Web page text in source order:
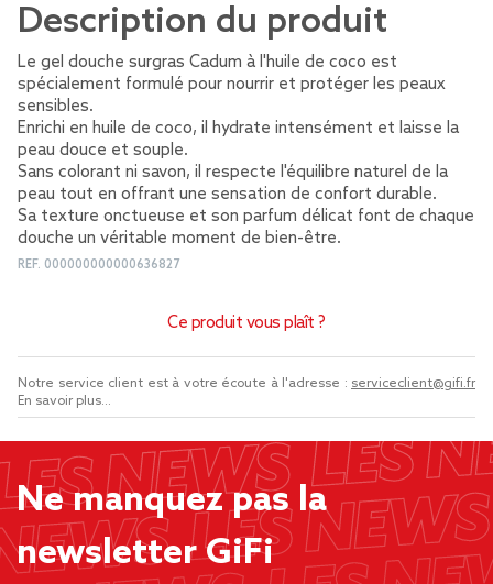
Description du produit
Le gel douche surgras Cadum à l'huile de coco est
spécialement formulé pour nourrir et protéger les peaux
sensibles.
Enrichi en huile de coco, il hydrate intensément et laisse la
peau douce et souple.
Sans colorant ni savon, il respecte l'équilibre naturel de la
peau tout en offrant une sensation de confort durable.
Sa texture onctueuse et son parfum délicat font de chaque
douche un véritable moment de bien-être.
REF. 000000000000636827
Ce produit vous plaît ?
Notre service client est à votre écoute à l'adresse : serviceclient@gifi.fr
En savoir plus...
Ne manquez pas la
newsletter GiFi